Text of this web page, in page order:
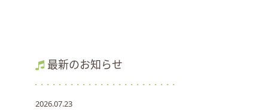
最新のお知らせ
2026.07.23